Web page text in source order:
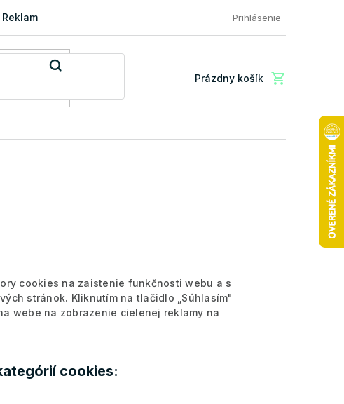
Reklamácia a vrátenie tovaru FAQ: Najčastejšie otázky zákazníkov
Prihlásenie
Nákupný
Prázdny košík
cookies na zaistenie funkčnosti webu a s
stránok. Kliknutím na tlačidlo „Súhlasím"
webe na zobrazenie cielenej reklamy na
cookies: